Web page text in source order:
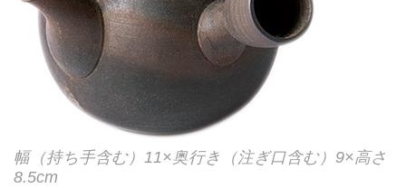
幅（持ち手含む）11×奥行き（注ぎ口含む）9×高さ
8.5cm